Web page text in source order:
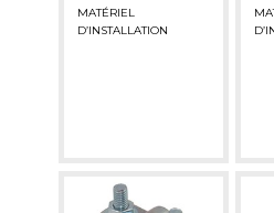
MATÉRIEL
D’INSTALLATION